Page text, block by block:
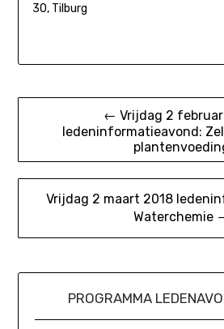
30, Tilburg
Bericht
navigatie
← Vrijdag 2
ledeninformatieavond:
Vrijdag 2 maart 2018
Waterchemie
PROGRAMMA